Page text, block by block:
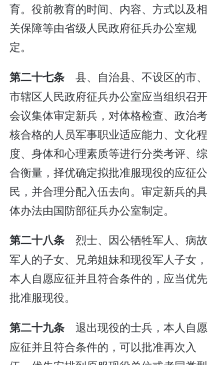
育。役前教育的时间、内容、方式以及相
关保障等由省级人民政府征兵办公室规
定。
第二十七条 县、自治县、不设区的市、
市辖区人民政府征兵办公室应当组织召开
会议集体审定新兵，对体格检查、政治考
核合格的人员军事职业适应能力、文化程
度、身体和心理素质等进行分类考评、综
合衡量，择优确定拟批准服现役的应征公
民，并合理分配入伍去向。审定新兵的具
体办法由国防部征兵办公室制定。
第二十八条 烈士、因公牺牲军人、病故
军人的子女、兄弟姐妹和现役军人子女，
本人自愿应征并且符合条件的，应当优先
批准服现役。
第二十九条 退出现役的士兵，本人自愿
应征并且符合条件的，可以批准再次入